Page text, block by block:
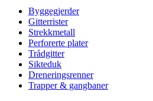
Byggegjerder
Gitterrister
Strekkmetall
Perforerte plater
Trådgitter
Sikteduk
Dreneringsrenner
Trapper & gangbaner